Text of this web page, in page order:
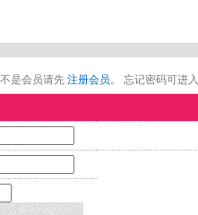
是会员请先 注册会员。 忘记密码可进入